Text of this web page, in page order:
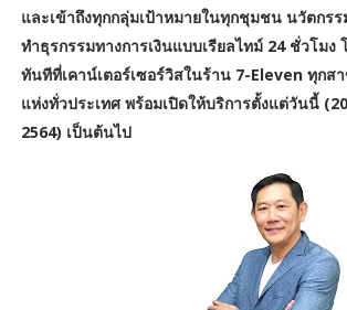
และเข้าถึงทุกกลุ่มเป้าหมายในทุกชุมชน นวัตกร
ทำธุรกรรมทางการเงินแบบเรียลไทม์ 24 ชั่วโมง
ทันทีที่เคาน์เตอร์เซอร์วิสในร้าน 7-Eleven ทุกส
แห่งทั่วประเทศ พร้อมเปิดให้บริการตั้งแต่วันนี้
2564) เป็นต้นไป